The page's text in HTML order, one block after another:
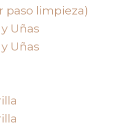
paso limpieza)
Uñas
Uñas